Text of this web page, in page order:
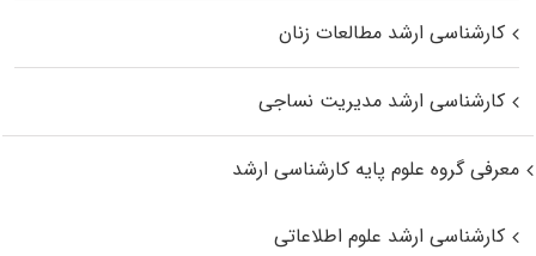
کارشناسی ارشد مطالعات زنان
کارشناسی ارشد مدیریت نساجی
معرفی گروه علوم پایه کارشناسی ارشد
کارشناسی ارشد علوم اطلاعاتی